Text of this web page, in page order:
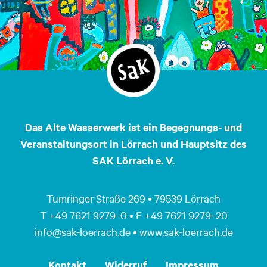
Das Alte Wasserwerk ist ein Begegnungs- und
Veranstaltungsort in Lörrach und Hauptsitz des
SAK Lörrach e. V.
Tumringer Straße 269 • 79539 Lörrach
T +49 7621 9279 - 0 • F +49 7621 9279 - 20
info@sak-loerrach.de • www.sak-loerrach.de